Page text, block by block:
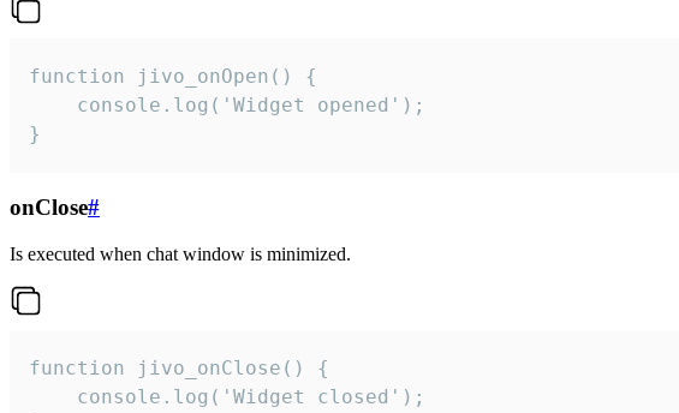
function jivo_onOpen() {
    console.log('Widget opened');
}
onClose#
Is executed when chat window is minimized.
function jivo_onClose() {
    console.log('Widget closed');